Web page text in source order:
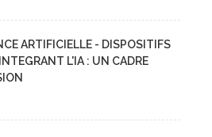
ARTIFICIELLE - DISPOSITIFS
L'IA : UN CADRE